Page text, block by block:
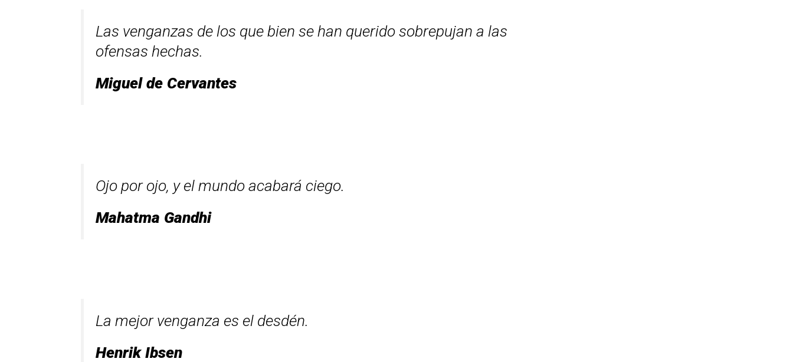
Las venganzas de los que bien se han querido sobrepujan a las
ofensas hechas.
Miguel de Cervantes
Ojo por ojo, y el mundo acabará ciego.
Mahatma Gandhi
La mejor venganza es el desdén.
Henrik Ibsen